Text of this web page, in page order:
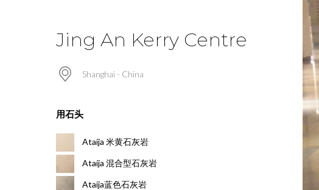
Jing An Kerry Centre
Shanghai - China
用石头
Ataíja 米黄石灰岩
Ataíja 混合型石灰岩
Ataíja蓝色石灰岩